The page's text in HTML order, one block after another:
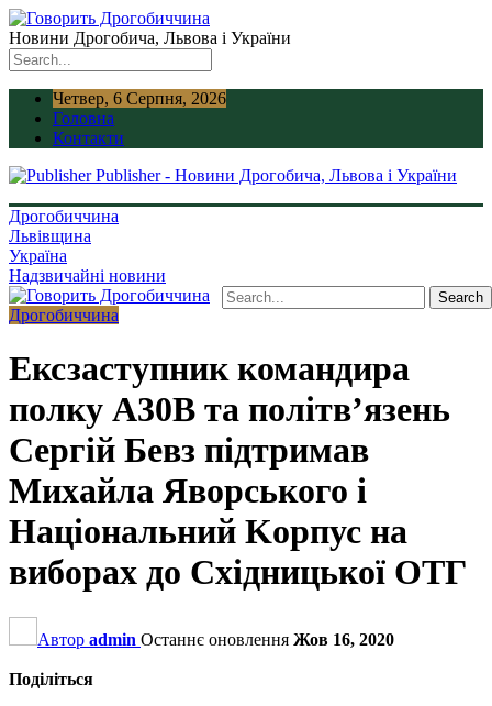
Новини Дрогобича, Львова і України
Четвер, 6 Серпня, 2026
Головна
Контакти
Publisher - Новини Дрогобича, Львова і України
Дрогобиччина
Львівщина
Україна
Надзвичайні новини
Дрогобиччина
Ексзаступник командира
полку А30В та політв’язень
Сергій Бевз підтримав
Михайла Яворського і
Haціoнальний Koрпус на
виборах до Східницької ОТГ
Автор admin Останнє оновлення Жов 16, 2020
Поділіться